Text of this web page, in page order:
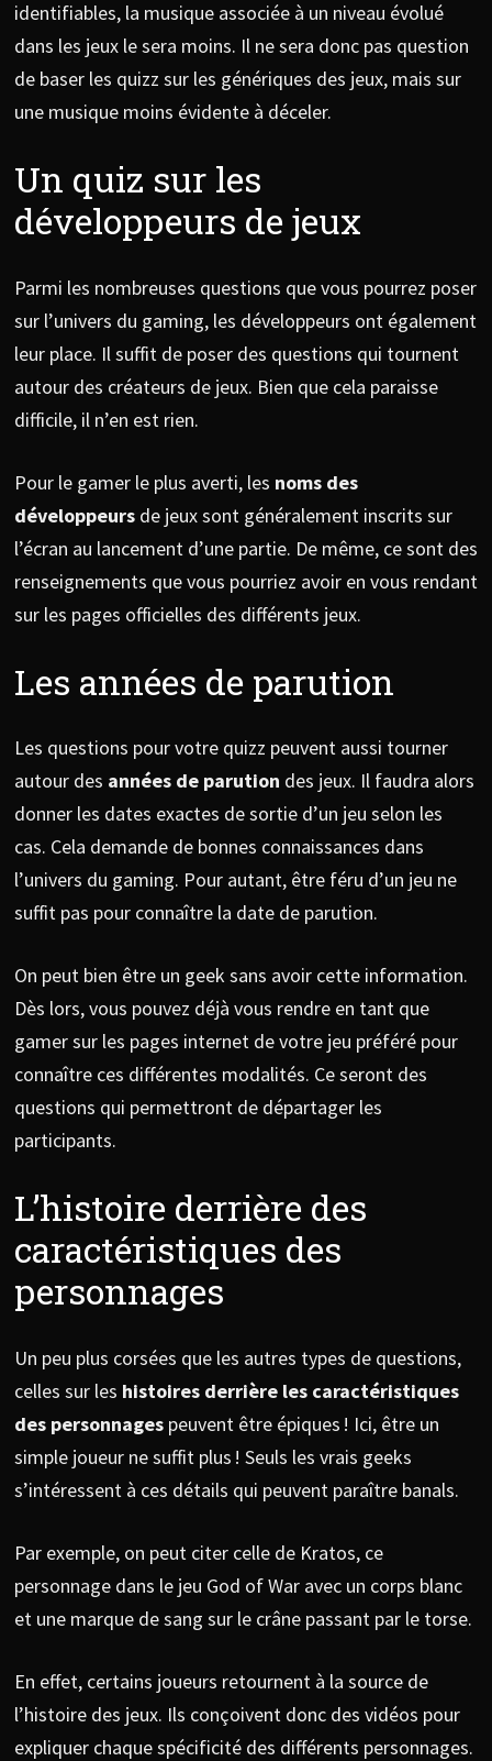
identifiables, la musique associée à un niveau évolué
dans les jeux le sera moins. Il ne sera donc pas question
de baser les quizz sur les génériques des jeux, mais sur
une musique moins évidente à déceler.
Un quiz sur les
développeurs de jeux
Parmi les nombreuses questions que vous pourrez poser
sur l’univers du gaming, les développeurs ont également
leur place. Il suffit de poser des questions qui tournent
autour des créateurs de jeux. Bien que cela paraisse
difficile, il n’en est rien.
Pour le gamer le plus averti, les noms des
développeurs de jeux sont généralement inscrits sur
l’écran au lancement d’une partie. De même, ce sont des
renseignements que vous pourriez avoir en vous rendant
sur les pages officielles des différents jeux.
Les années de parution
Les questions pour votre quizz peuvent aussi tourner
autour des années de parution des jeux. Il faudra alors
donner les dates exactes de sortie d’un jeu selon les
cas. Cela demande de bonnes connaissances dans
l’univers du gaming. Pour autant, être féru d’un jeu ne
suffit pas pour connaître la date de parution.
On peut bien être un geek sans avoir cette information.
Dès lors, vous pouvez déjà vous rendre en tant que
gamer sur les pages internet de votre jeu préféré pour
connaître ces différentes modalités. Ce seront des
questions qui permettront de départager les
participants.
L’histoire derrière des
caractéristiques des
personnages
Un peu plus corsées que les autres types de questions,
celles sur les histoires derrière les caractéristiques
des personnagespeuvent être épiques ! Ici, être un
simple joueur ne suffit plus ! Seuls les vrais geeks
s’intéressent à ces détails qui peuvent paraître banals.
Par exemple, on peut citer celle de Kratos, ce
personnage dans le jeu God of War avec un corps blanc
et une marque de sang sur le crâne passant par le torse.
En effet, certains joueurs retournent à la source de
l’histoire des jeux. Ils conçoivent donc des vidéos pour
expliquer chaque spécificité des différents personnages.